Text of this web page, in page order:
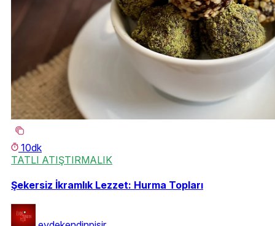
10dk
TATLI ATIŞTIRMALIK
Şekersiz İkramlık Lezzet: Hurma Topları